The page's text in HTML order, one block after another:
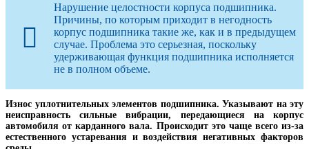
Нарушение целостности корпуса подшипника.
Причины, по которым приходит в негодность
корпус подшипника такие же, как и в предыдущем
случае. Проблема это серьезная, поскольку
удерживающая функция подшипника исполняется
не в полном объеме.
Износ уплотнительных элементов подшипника. Указывают на эту
неисправность сильные вибрации, передающиеся на корпус
автомобиля от карданного вала. Происходит это чаще всего из-за
естественного устаревания и воздействия негативных факторов